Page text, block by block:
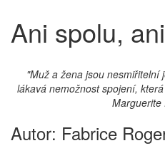
Ani spolu,
"Muž a žena jsou nesmiřitelní
lákavá nemožnost spojení,
Marguerite
Autor: Fabrice